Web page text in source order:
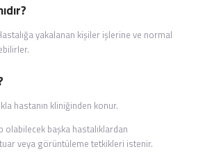
yakalanan kişiler işlerine ve normal
hastanın kliniğinden konur.
başka hastalıklardan
veya görüntüleme tetkikleri istenir.